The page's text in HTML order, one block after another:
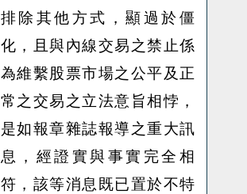
排除其他方式，顯過於僵
化，且與內線交易之禁止係
為維繫股票市場之公平及正
常之交易之立法意旨相悖，
是如報章雜誌報導之重大訊
息，經證實與事實完全相
符，該等消息既已置於不特